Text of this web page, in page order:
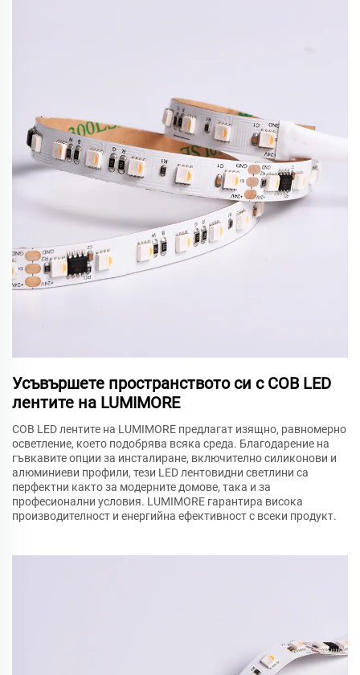
Усъвършете пространството си с COB LED
лентите на LUMIMORE
COB LED лентите на LUMIMORE предлагат изящно, равномерно
осветление, което подобрява всяка среда. Благодарение на
гъвкавите опции за инсталиране, включително силиконови и
алюминиеви профили, тези LED лентовидни светлини са
перфектни както за модерните домове, така и за
професионални условия. LUMIMORE гарантира висока
производителност и енергийна ефективност с всеки продукт.